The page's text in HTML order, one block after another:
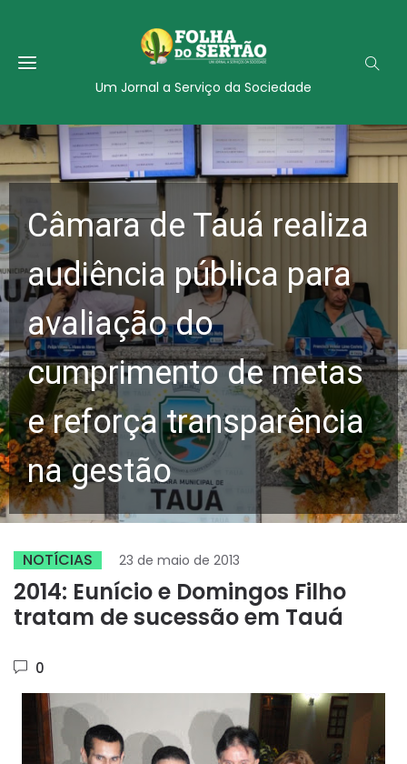
Um Jornal a Serviço da Sociedade
Câmara de Tauá realiza
audiência pública para
avaliação do
cumprimento de metas
e reforça transparência
na gestão
NOTÍCIAS 23 de maio de 2013
2014: Eunício e Domingos Filho
tratam de sucessão em Tauá
0